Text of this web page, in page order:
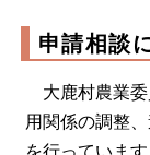
申請相談
大鹿村農業
用関係の調整